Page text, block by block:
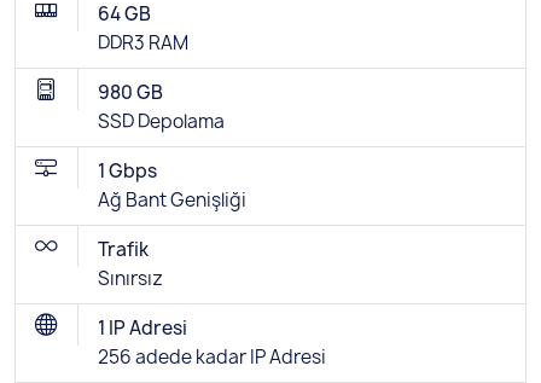
64 GB
DDR3 RAM
980 GB
SSD Depolama
1 Gbps
Ağ Bant Genişliği
Trafik
Sınırsız
1 IP Adresi
256 adede kadar IP Adresi